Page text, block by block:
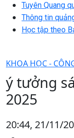
Tuyên Quang
Thông tin
Học tập theo
KHOA HỌC -
ý tưởng
2025
20:44, 21/11/